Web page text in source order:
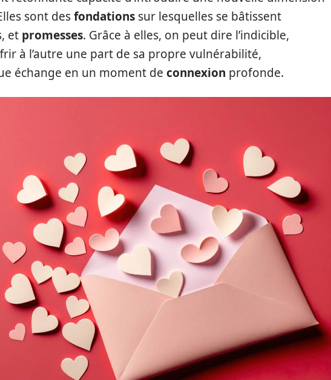
sont desfondations sur lesquelles se bâtissent
et promesses. Grâce à elles, on peut dire l’indicible,
à l’autre une part de sa propre vulnérabilité,
échange en un moment de connexion profonde.